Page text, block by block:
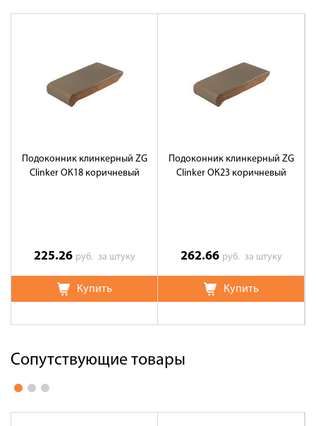
Подоконник клинкерный ZG
Clinker ОК18 коричневый
225.26 руб. за штуку
Купить
Подоконник клинкерный ZG
Clinker ОК23 коричневый
262.66 руб. за штуку
Купить
Сопутствующие товары